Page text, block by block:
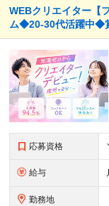
WEBクリエイター【
ム◆20-30代活躍中◆
応募資格
給与
勤務地